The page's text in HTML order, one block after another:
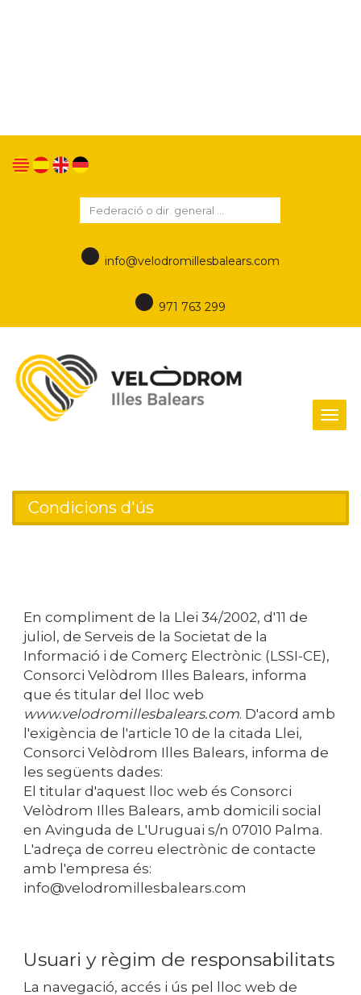
info@velodromillesbalears.com
971 763 299
Condicions d'ús
En compliment de la Llei 34/2002, d'11 de
juliol, de Serveis de la Societat de la
Informació i de Comerç Electrònic (LSSI-CE),
Consorci Velòdrom Illes Balears, informa
que és titular del lloc web
www.velodromillesbalears.com. D'acord amb
l'exigència de l'article 10 de la citada Llei,
Consorci Velòdrom Illes Balears, informa de
les següents dades:
El titular d'aquest lloc web és Consorci
Velòdrom Illes Balears, amb domicili social
en Avinguda de L'Uruguai s/n 07010 Palma.
L'adreça de correu electrònic de contacte
amb l'empresa és:
info@velodromillesbalears.com
Usuari y règim de responsabilitats
La navegació, accés i ús pel lloc web de